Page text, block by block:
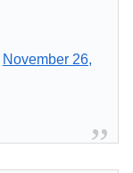
November 26,